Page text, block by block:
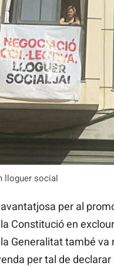
lloguer social
per al
Constitució en
Generalitat també
per tal de